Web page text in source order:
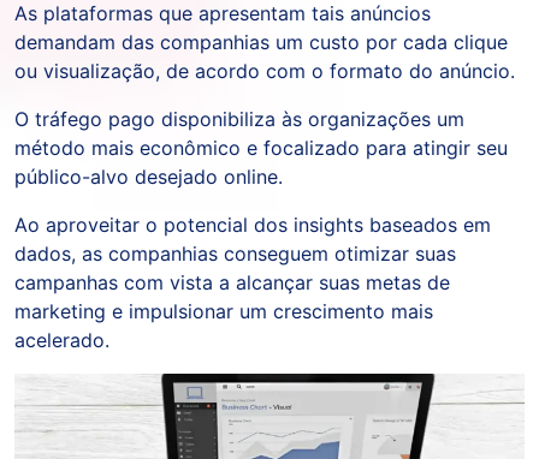
As plataformas que apresentam tais anúncios
demandam das companhias um custo por cada clique
ou visualização, de acordo com o formato do anúncio.
O tráfego pago disponibiliza às organizações um
método mais econômico e focalizado para atingir seu
público-alvo desejado online.
Ao aproveitar o potencial dos insights baseados em
dados, as companhias conseguem otimizar suas
campanhas com vista a alcançar suas metas de
marketing e impulsionar um crescimento mais
acelerado.